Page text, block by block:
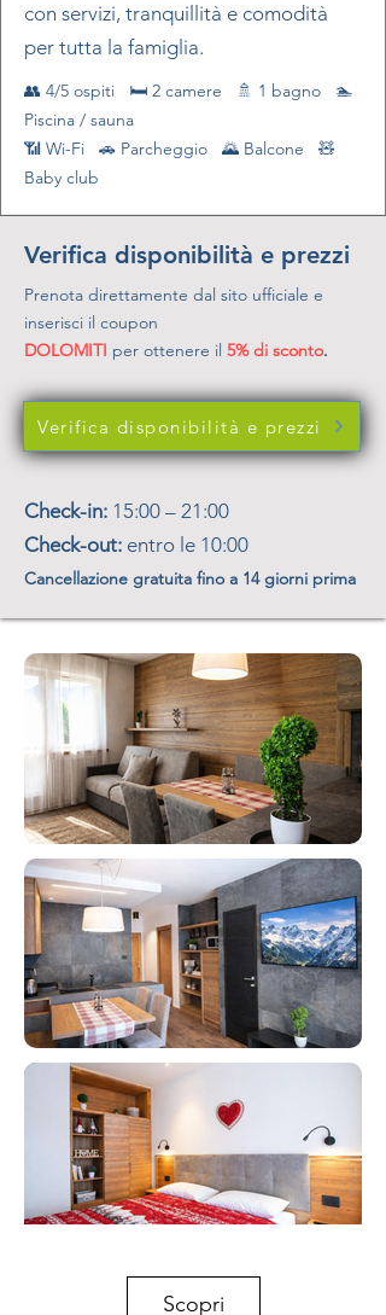
con servizi, tranquillità e comodità
per tutta la famiglia.
👥 4/5 ospiti 🛏 2 camere 🚿 1 bagno 🏊
Piscina / sauna
📶 Wi-Fi 🚗 Parcheggio 🌄 Balcone 🧸
Baby club
Verifica disponibilità e prezzi
Prenota direttamente dal sito ufficiale e
inserisci il coupon
DOLOMITI per ottenere il 5% di sconto.
Verifica disponibilità e prezzi
Check-in: 15:00 – 21:00
Check-out: entro le 10:00
Cancellazione gratuita fino a 14 giorni prima
Scopri